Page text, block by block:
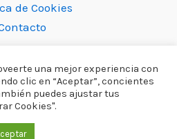
de Cookies
Ponedoras | Construido por
Rabbit On Fire
una mejor experiencia con
clic en “Aceptar”, concientes
puedes ajustar tus
Cookies".